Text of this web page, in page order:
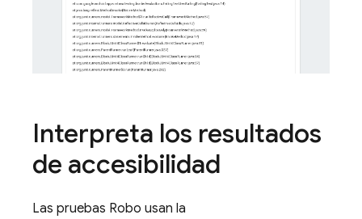
Interpreta los resultados
de accesibilidad
Las pruebas Robo usan la